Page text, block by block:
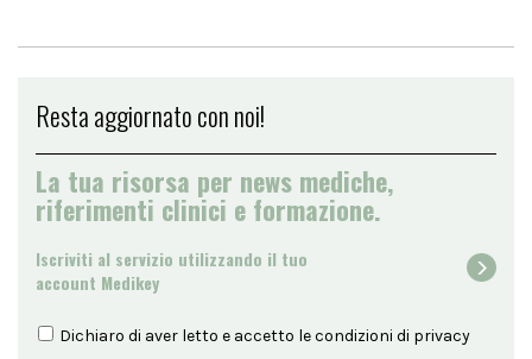
Resta aggiornato con noi!
La tua risorsa per news mediche,
riferimenti clinici e formazione.
Iscriviti al servizio utilizzando il tuo
account Medikey
Dichiaro di aver letto e accetto le condizioni di privacy